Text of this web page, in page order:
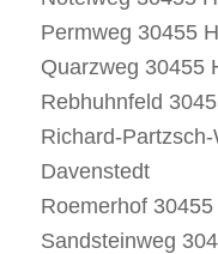
Permweg 30455
Quarzweg 30455
Rebhuhnfeld
Richard-
Davenstedt
Roemerhof
Sandsteinweg